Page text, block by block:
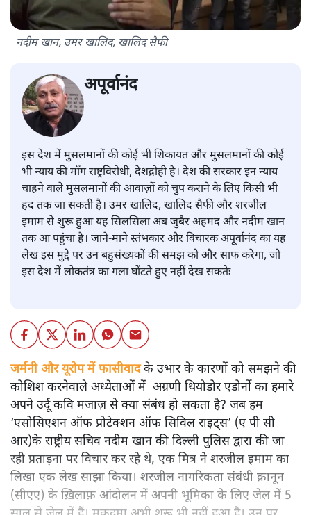
नदीम खान, उमर खालिद, खालिद सैफी
अपूर्वानंद
इस देश में मुसलमानों की कोई भी शिकायत और मुसलमानों की कोई
भी न्याय की माँग राष्ट्रविरोधी, देशद्रोही है। देश की सरकार इन न्याय
चाहने वाले मुसलमानों की आवाज़ों को चुप कराने के लिए किसी भी
हद तक जा सकती है। उमर खालिद, खालिद सैफी और शरजील
इमाम से शुरू हुआ यह सिलसिला अब जुबैर अहमद और नदीम खान
तक आ पहुंचा है। जाने-माने स्तंभकार और विचारक अपूर्वानंद का यह
लेख इस मुद्दे पर उन बहुसंख्यकों की समझ को और साफ करेगा, जो
इस देश में लोकतंत्र का गला घोंटते हुए नहीं देख सकतेः
जर्मनी और यूरोप में फासीवादके उभार के कारणों को समझने की
कोशिश करनेवाले अध्येताओं में अग्रणी थियोडोर एडोर्नो का हमारे
अपने उर्दू कवि मजाज़ से क्या संबंध हो सकता है? जब हम
‘एसोसिएशन ऑफ प्रोटेक्शन ऑफ सिविल राइट्स’ (ए पी सी
आर)के राष्ट्रीय सचिव नदीम खान की दिल्ली पुलिस द्वारा की जा
रही प्रताड़ना पर विचार कर रहे थे, एक मित्र ने शरजील इमाम का
लिखा एक लेख साझा किया। शरजील नागरिकता संबंधी क़ानून
(सीएए) के ख़िलाफ़ आंदोलन में अपनी भूमिका के लिए जेल में 5